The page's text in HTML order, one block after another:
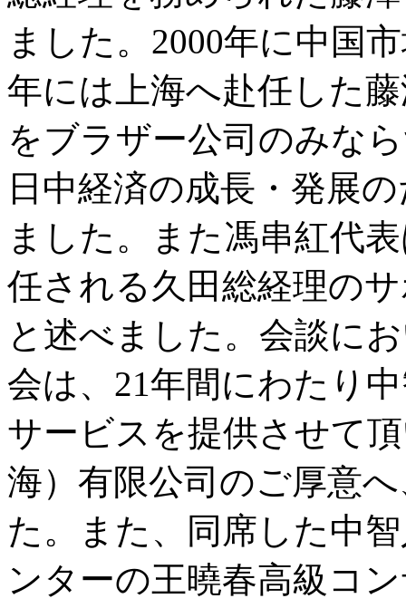
ました。2000年に中国
年には上海へ赴任した
をブラザー公司のみな
日中経済の成長・発展
ました。また馮串紅代
任される久田総経理の
と述べました。会談に
会は、21年間にわたり
サービスを提供させて
海）有限公司のご厚意
た。また、同席した中
ンターの王曉春高級コ